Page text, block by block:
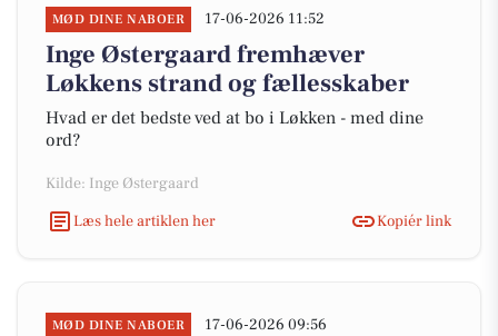
MØD DINE NABOER 17-06-2026 11:52
Inge Østergaard fremhæver
Løkkens strand og fællesskaber
Hvad er det bedste ved at bo i Løkken - med dine
ord?
Kilde: Inge Østergaard
Læs hele artiklen her
Kopiér link
MØD DINE NABOER 17-06-2026 09:56